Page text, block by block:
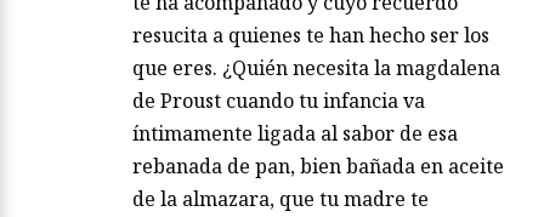
resucita a quienes te han hecho ser los
que eres. ¿Quién necesita la magdalena
de Proust cuando tu infancia va
íntimamente ligada al sabor de esa
rebanada de pan, bien bañada en aceite
de la almazara, que tu madre te